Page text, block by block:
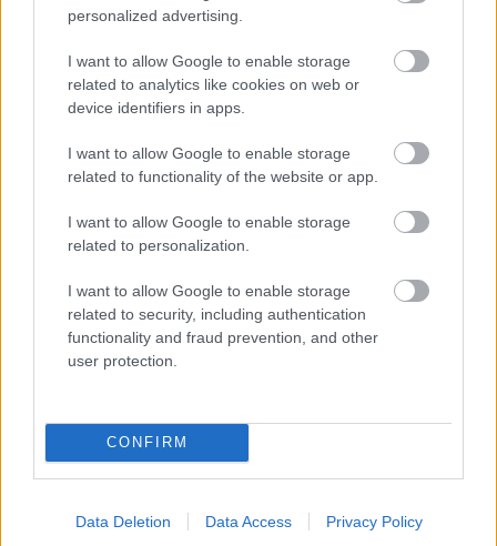
personalized advertising.
I want to allow Google to enable storage
related to analytics like cookies on web or
device identifiers in apps.
I want to allow Google to enable storage
related to functionality of the website or app.
I want to allow Google to enable storage
related to personalization.
I want to allow Google to enable storage
related to security, including authentication
functionality and fraud prevention, and other
user protection.
CONFIRM
Data Deletion Data Access Privacy Policy
Ezért párásodik be állandóan az ablak – egyszerűbb a
megoldás, mint gondolnád
csillogó a vízköves csap